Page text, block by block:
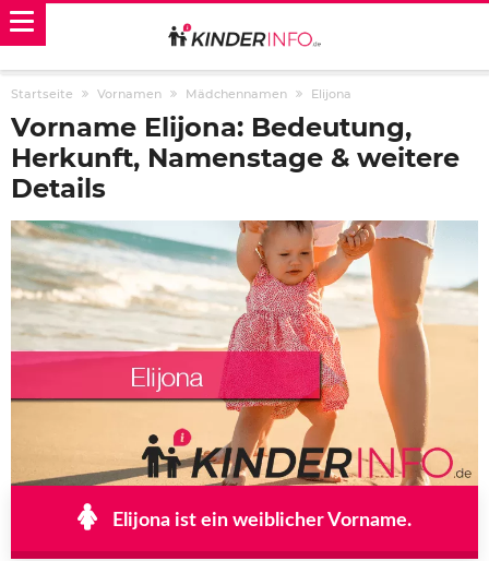
Startseite Vornamen Mädchennamen Elijona
Vorname Elijona: Bedeutung,
Herkunft, Namenstage & weitere
Details
Elijona ist ein weiblicher Vorname.